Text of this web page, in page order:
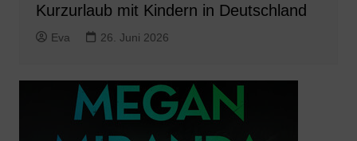
Kurzurlaub mit Kindern in Deutschland
Eva 26. Juni 2026